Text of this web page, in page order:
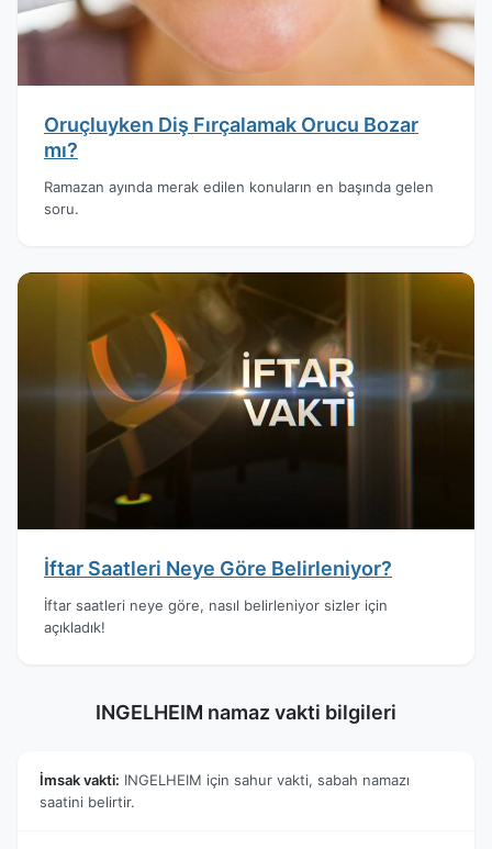
Oruçluyken Diş Fırçalamak Orucu Bozar
mı?
Ramazan ayında merak edilen konuların en başında gelen
soru.
İftar Saatleri Neye Göre Belirleniyor?
İftar saatleri neye göre, nasıl belirleniyor sizler için
açıkladık!
INGELHEIM namaz vakti bilgileri
İmsak vakti: INGELHEIM için sahur vakti, sabah namazı
saatini belirtir.